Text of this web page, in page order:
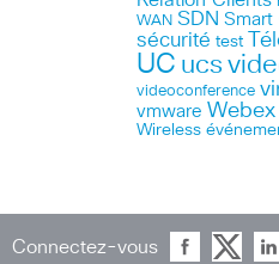
WAN SDN Smart
sécurité test
UC ucs
videoconference
vmware Webex
Wireless
Connectez-vous